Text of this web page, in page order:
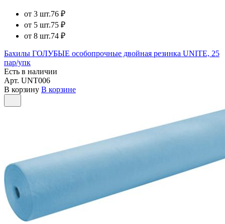
от 3 шт.76 ₽
от 5 шт.75 ₽
от 8 шт.74 ₽
Бахилы ГОЛУБЫЕ особопрочные двойная резинка UNITE, 25
пар/упк
Есть в наличии
Арт. UNT006
В корзину В корзине